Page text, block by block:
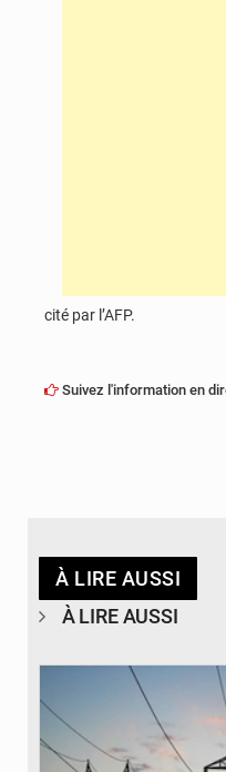
cité par l’AFP.
Suivez l'information en
À LIRE AUSSI
À LIRE AUSSI